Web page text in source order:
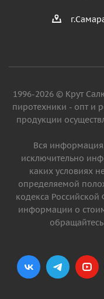
1996-2026 © Крут
пиротехники - опт и
продукции
Вся
исключительно
каких условиях
определяемой
кодекса
информации о